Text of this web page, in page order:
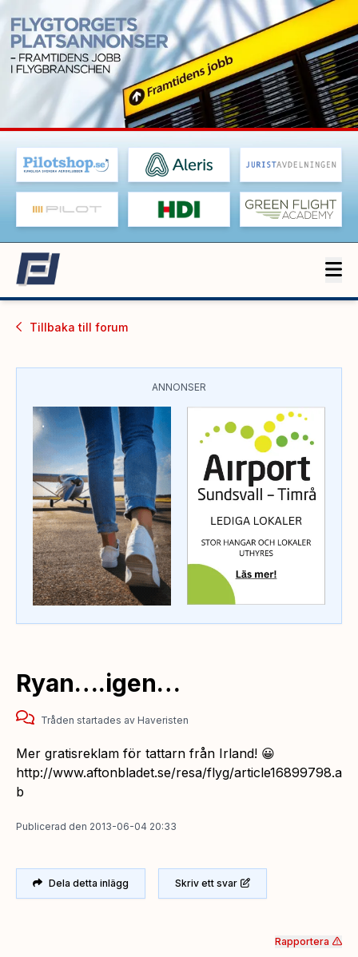
Tillbaka till forum
ANNONSER
Ryan….igen…
Tråden startades av Haveristen
Mer gratisreklam för tattarn från Irland! 😀
http://www.aftonbladet.se/resa/flyg/article16899798.a
b
Publicerad den 2013-06-04 20:33
Dela detta inlägg Skriv ett svar
Rapportera